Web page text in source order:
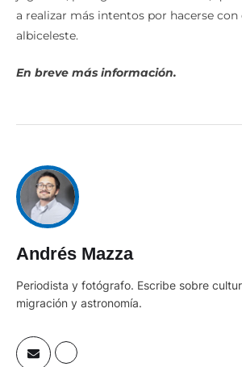
a realizar más intentos por hacerse
albiceleste.
En breve más información.
Andrés Mazza
Periodista y fotógrafo. Escribe sobre
migración y astronomía.